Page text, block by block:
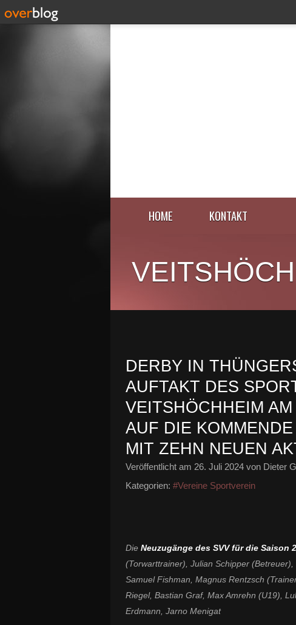
HOME KONTAKT
DERBY IN
AUFTAKT DES
VEITSHÖCHHEIM
AUF DIE
MIT ZEHN NEUEN
Veröffentlicht am 26. Juli 2024 von Dieter
Kategorien: #Vereine Sportverein
Die Neuzugänge des SVV für die Saison
(Torwarttrainer), Julian Schipper
Samuel Fishman, Magnus Rentzsch
Riegel, Bastian Graf, Max Amrehn (U19),
Erdmann, Jarno Menigat